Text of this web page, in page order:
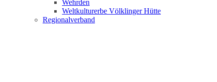
Wehrden
Weltkulturerbe Völklinger Hütte
Regionalverband